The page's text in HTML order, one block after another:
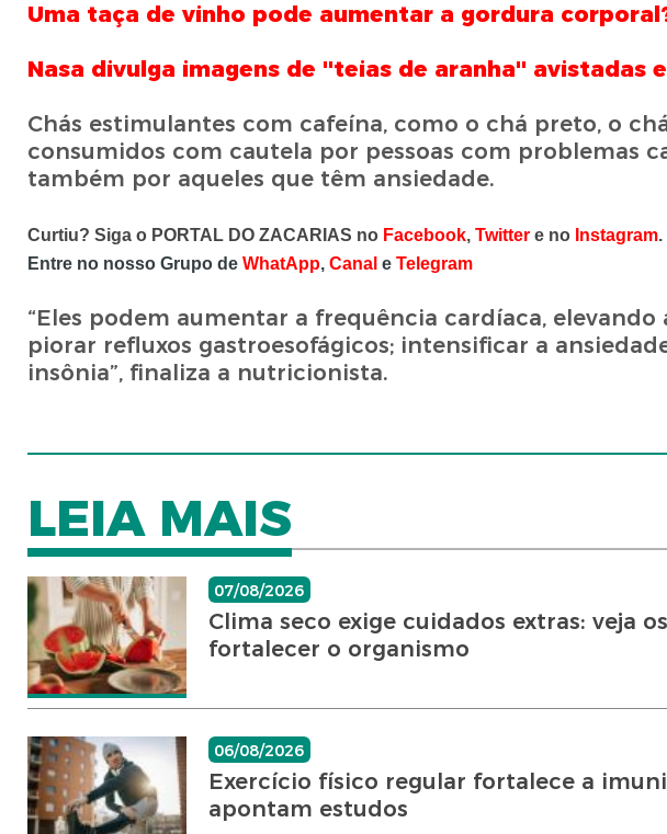
Uma taça de vinho pode aumentar a gordura
Nasa divulga imagens de ''teias de aranha'' avistadas
Chás estimulantes com cafeína, como o chá preto, o
consumidos com cautela por pessoas com problemas
também por aqueles que têm ansiedade.
Curtiu? Siga o PORTAL DO ZACARIAS no Facebook, Twittere no Instagram.
Entre no nosso Grupo de WhatApp, Canal e Telegram
“Eles podem aumentar a frequência cardíaca,
piorar refluxos gastroesofágicos; intensificar a
insônia”, finaliza a nutricionista.
LEIA MAIS
07/08/2026
Clima seco exige cuidados extras: veja
fortalecer o organismo
06/08/2026
Exercício físico regular fortalece a
apontam estudos